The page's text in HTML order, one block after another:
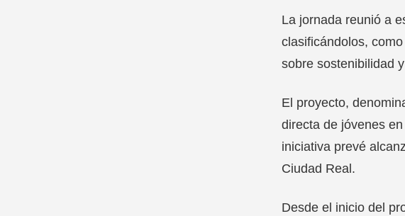
La jornada reunió a
clasificándolos,
sobre sostenibilidad
El proyecto,
directa de jóvenes
iniciativa prevé
Ciudad Real.
Desde el inicio del